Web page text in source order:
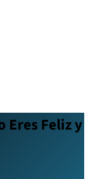
Eres Feliz y